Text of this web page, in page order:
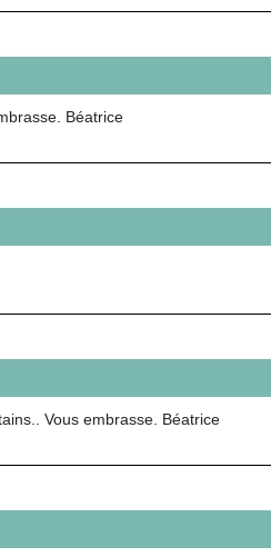
Béatrice
Vous embrasse. Béatrice